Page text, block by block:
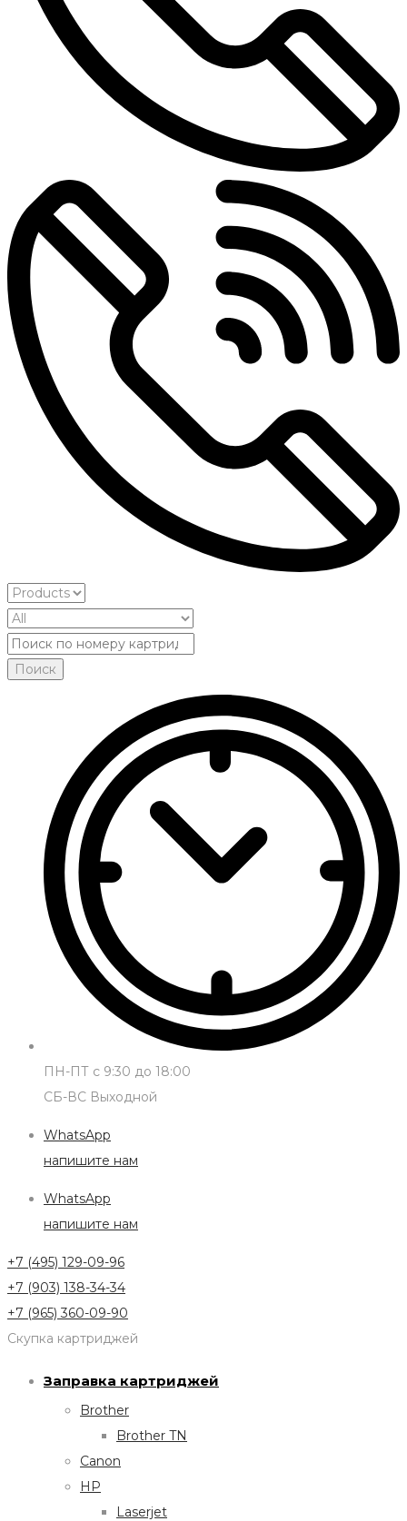
ПН-ПТ с 9:30 до 18:00
СБ-ВС Выходной
WhatsApp
напишите нам
WhatsApp
напишите нам
+7 (495) 129-09-96
+7 (903) 138-34-34
+7 (965) 360-09-90
Скупка картриджей
Заправка картриджей
Brother
Brother TN
Canon
HP
Laserjet